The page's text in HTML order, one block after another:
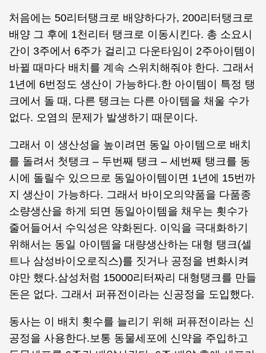
처음에는 50리터탱크로 배양하다가, 200리터탱크로
배양 그 후에 1천리터 탱크로 이동시킨다. 총 소요시
간이 3주에서 6주가 걸리고 다운타임이 2주아이템이
바뀔 때마다 배치를 계속 스위치해줘야 한다. 그래서
1년에 6번정도 생산이 가능하다.한 아이템이 특정 탱
크에서 돌 때, 다른 탱크는 다른 아이템을 채울 수가
없다. 오염의 문제가 발생하기 때문이다.
그래서 이 생산성을 높이려면 동일 아이템으로 배치
를 돌려서 첫탱크 – 두번째 탱크 – 세번째 탱크를 동
시에 돌릴수 있으므로 동일아이템이면 1년에 15번까
지 생산이 가능하다. 그래서 바이오의약품을 다품종
소량생산을 하게 되면 동일아이템을 채우는 횟수가
줄어들어서 수익성은 약화된다. 이익을 극대화하기
위해서는 동일 아이템을 대량생산하는 대형 탱크(셀
트나 삼성바이오로직스)를 짓거나 공정을 변화시켜
야만 했다.삼성처럼 15000리터짜리 대형탱크를 만들
돈은 없다. 그래서 퍼퓨전이라는 신공정을 도입했다.
동사는 이 배치 횟수를 늘리기 위해 퍼퓨전이라는 신
공정을 사용한다.보통 동물세포에 신약을 주입하고